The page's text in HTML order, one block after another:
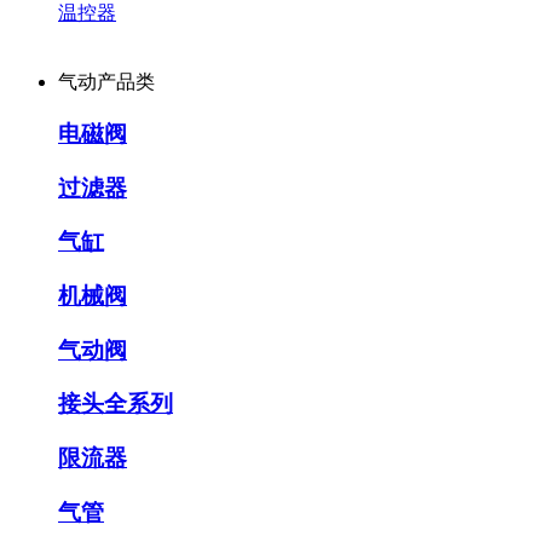
温控器
气动产品类
电磁阀
过滤器
气缸
机械阀
气动阀
接头全系列
限流器
气管